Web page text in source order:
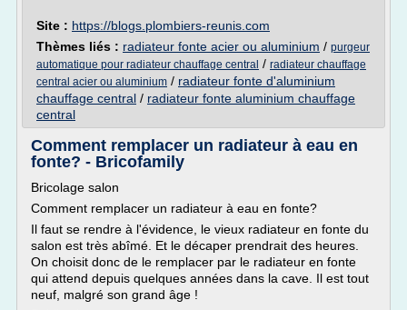
Site : https://blogs.plombiers-reunis.com
Thèmes liés : radiateur fonte acier ou aluminium / purgeur
automatique pour radiateur chauffage central / radiateur chauffage
central acier ou aluminium / radiateur fonte d'aluminium
chauffage central / radiateur fonte aluminium chauffage
central
Comment remplacer un radiateur à eau en
fonte? - Bricofamily
Bricolage salon
Comment remplacer un radiateur à eau en fonte?
Il faut se rendre à l'évidence, le vieux radiateur en fonte du
salon est très abîmé. Et le décaper prendrait des heures.
On choisit donc de le remplacer par le radiateur en fonte
qui attend depuis quelques années dans la cave. Il est tout
neuf, malgré son grand âge !